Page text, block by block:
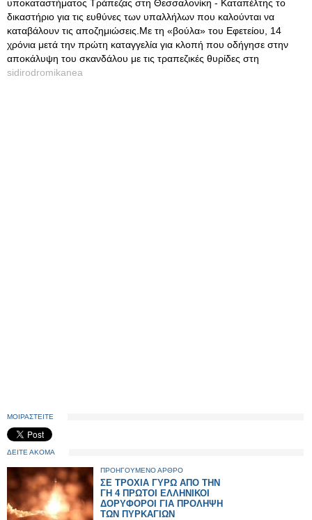
υποκαταστήματος Τράπεζας στη Θεσσαλονίκη - Καταπέλτης το
δικαστήριο για τις ευθύνες των υπαλλήλων που καλούνται να
καταβάλουν τις αποζημιώσεις.Με τη «βούλα» του Εφετείου, 14
χρόνια μετά την πρώτη καταγγελία για κλοπή που οδήγησε στην
αποκάλυψη του σκανδάλου με τις τραπεζικές θυρίδες στη
sidirodromikanea
ΜΟΙΡΑΣΤΕΙΤΕ
ΔΕΙΤΕ ΑΚΟΜΑ
ΠΡΟΗΓΟΥΜΕΝΟ ΑΡΘΡΟ
ΣΕ ΤΡΟΧΙΑ ΓΥΡΩ ΑΠΟ ΤΗΝ
ΓΗ 4 ΠΡΩΤΟΙ ΕΛΛΗΝΙΚΟΙ
ΔΟΡΥΦΟΡΟΙ ΓΙΑ ΠΡΟΛΗΨΗ
ΤΩΝ ΠΥΡΚΑΓΙΩΝ